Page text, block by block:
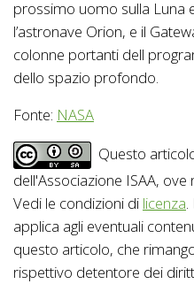
prossimo uomo sulla Luna
l’astronave Orion, e il
colonne portanti dell
dello spazio profondo.
Fonte: NASA
Questo
dell'Associazione ISAA,
Vedi le condizioni di licenza.
applica agli eventuali
questo articolo, che
rispettivo detentore dei